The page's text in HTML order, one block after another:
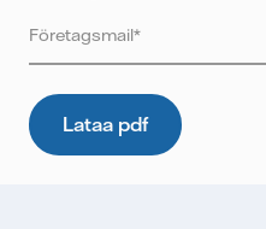
Vattenfall skyddar och
innehållet till dig, samt för
uppgifter. E-